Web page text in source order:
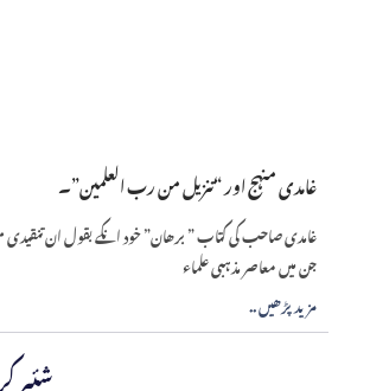
غامدی منہج اور “تنزیل من رب العلمین”۔
غامدی صاحب کی کتاب ” برھان” خود انکے بقول ان تنقیدی
جن میں معاصر مذہبی علماء
.. مزید پڑھیں
شئیر